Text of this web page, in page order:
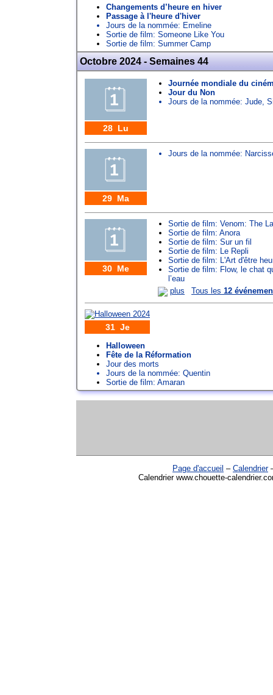
Changements d’heure en hiver
Passage à l'heure d'hiver
Jours de la nommée: Emeline
Sortie de film: Someone Like You
Sortie de film: Summer Camp
Octobre 2024 - Semaines 44
28 Lu
Journée mondiale du
Jour du Non
Jours de la nommée: Jude,
29 Ma
Jours de la nommée:
30 Me
Sortie de film: Venom: The
Sortie de film: Anora
Sortie de film: Sur un fil
Sortie de film: Le Repli
Sortie de film: L'Art d'être
Sortie de film: Flow, le chat
l’eau
plus
Tous les 12
31 Je
Halloween
Fête de la Réformation
Jour des morts
Jours de la nommée: Quentin
Sortie de film: Amaran
Page d'accueil – Calendrier
Calendrier www.chouette-